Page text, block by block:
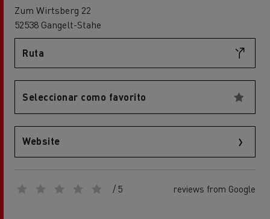
Zum Wirtsberg 22
52538 Gangelt-Stahe
Ruta
Seleccionar como favorito
Website
/ 5 reviews from Google